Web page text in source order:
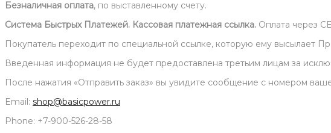
Безналичная оплата, по выставленному счету.
Система Быстрых Платежей. Кассовая платежная ссылка. Оплата через
Покупатель переходит по специальной ссылке, которую ему высылает
Введенная информация не будет предоставлена третьим лицам за
После нажатия «Отправить заказ» вы увидите сообщение с номером
Email: shop@basicpower.ru
Phone: +7-900-526-28-58